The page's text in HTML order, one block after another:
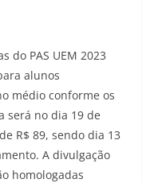
do PAS UEM 2023
alunos
médio conforme os
será no dia 19 de
R$ 89, sendo dia 13
A divulgação
homologadas